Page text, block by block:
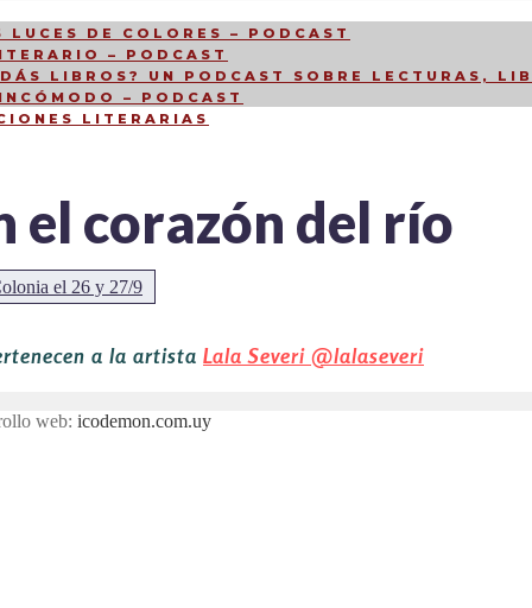
LUCES DE COLORES – PODCAST
– PODCAST
LIBROS? UN PODCAST SOBRE LECTURAS,
– PODCAST
LITERARIAS
el corazón del río
el 26 y 27/9
a la artista Lala Severi @lalaseveri
web: icodemon.com.uy